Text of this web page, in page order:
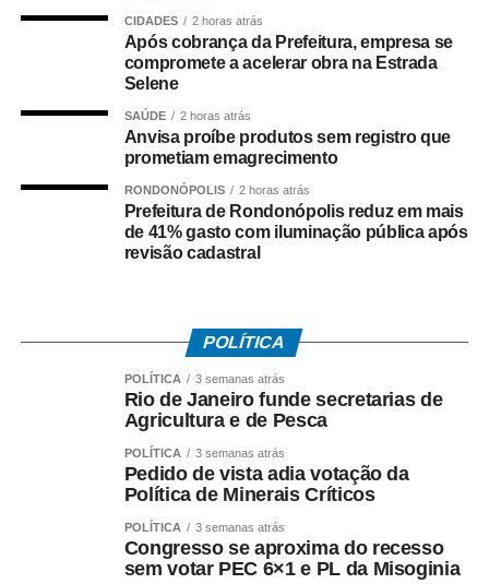
A unificação das pastas também elimina sobreposição de
competências, evita duplicidade de estruturas
administrativas e torna a tomada de decisões mais ágil,
fortalecendo a integração entre os órgãos e entidades
ligados ao setor produtivo rural.
Perfil
A nova secretaria será comandada pelo médico
veterinário Ricardo Augusto Rosa Mansur que já
Agricultura, Pecuária, Pesca e Abastecimento.
Mansur também foi diretor-técnico na Empresa de
Assistência Técnica e Extensão Rural do Estado do
Rio de Janeiro (Emater-Rio).
COMENTE ABAIXO:
CIDADES 2 horas atrás
Após cobrança da Prefeitura, empresa se
compromete a acelerar obra na Estrada
Selene
SAÚDE 2 horas atrás
Anvisa proíbe produtos sem registro que
prometiam emagrecimento
RONDONÓPOLIS 2 horas atrás
Prefeitura de Rondonópolis reduz em mais
de 41% gasto com iluminação pública após
revisão cadastral
POLÍTICA
POLÍTICA 3 semanas atrás
Rio de Janeiro funde secretarias de
Agricultura e de Pesca
POLÍTICA 3 semanas atrás
Pedido de vista adia votação da
Política de Minerais Críticos
POLÍTICA 3 semanas atrás
Congresso se aproxima do recesso
sem votar PEC 6×1 e PL da Misoginia